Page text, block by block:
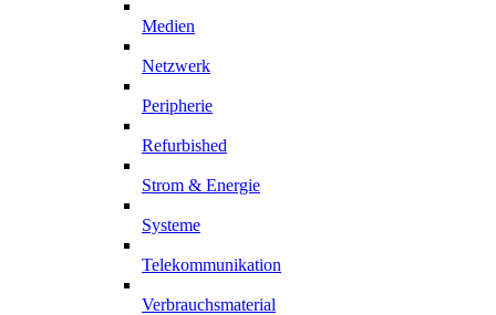
Medien
Netzwerk
Peripherie
Refurbished
Strom & Energie
Systeme
Telekommunikation
Verbrauchsmaterial